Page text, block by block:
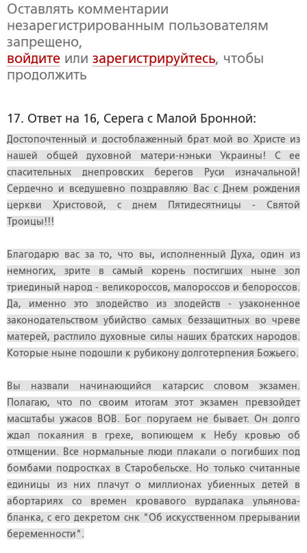
Оставлять комментарии
незарегистрированным пользователям
запрещено,
войдите или зарегистрируйтесь, чтобы
продолжить
17. Ответ на 16, Серега с Малой Бронной:
Достопочтенный и достоблаженный брат мой во Христе из
нашей общей духовной матери-нэньки Украины! С ее
спасительных днепровских берегов Руси изначальной!
Сердечно и вседушевно поздравляю Вас с Днем рождения
церкви Христовой, с днем Пятидесятницы - Святой
Троицы!!!
Благодарю вас за то, что вы, исполненный Духа, один из
немногих, зрите в самый корень постигших ныне зол
триединый народ - великороссов, малороссов и белороссов.
Да, именно это злодейство из злодейств - узаконенное
законодательством убийство самых беззащитных во чреве
матерей, растлило духовные силы наших братских народов.
Которые ныне подошли к рубикону долготерпения Божьего.
Вы назвали начинающийся катарсис словом экзамен.
Полагаю, что по своим итогам этот экзамен превзойдет
масштабы ужасов ВОВ. Бог поругаем не бывает. Он долго
ждал покаяния в грехе, вопиющем к Небу кровью об
отмщении. Все нормальные люди плакали о погибших под
бомбами подростках в Старобельске. Но только считанные
единицы из них плачут о миллионах убиенных детей в
абортариях со времен кровавого вурдалака ульянова-
бланка, с его декретом снк "Об искусственном прерывании
беременности".